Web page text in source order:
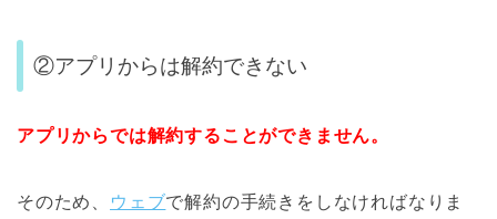
②アプリからは解約できない
アプリからでは解約することができません。
そのため、 ウェブで解約の手続きをしなければなりま